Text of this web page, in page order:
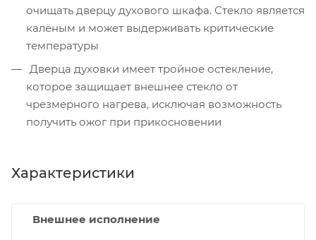
очищать дверцу духового шкафа. Стекло является
калёным и может выдерживать критические
температуры
Дверца духовки имеет тройное остекление,
которое защищает внешнее стекло от
чрезмерного нагрева, исключая возможность
получить ожог при прикосновении
Характеристики
Внешнее исполнение